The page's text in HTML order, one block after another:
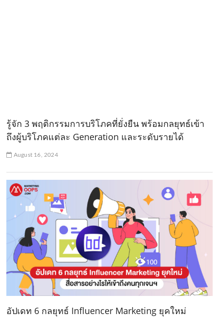
รู้จัก 3 พฤติกรรมการบริโภคที่ยั่งยืน พร้อมกลยุทธ์เข้า
ถึงผู้บริโภคแต่ละ Generation และระดับรายได้
August 16, 2024
อัปเดท 6 กลยุทธ์ Influencer Marketing ยุคใหม่